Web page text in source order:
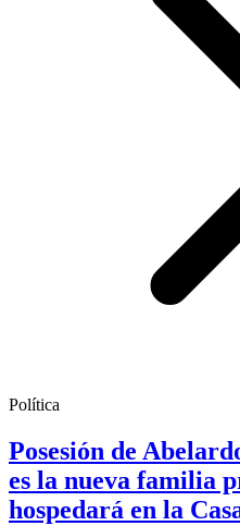
Política
Posesión de
es la nueva familia
hospedará en la